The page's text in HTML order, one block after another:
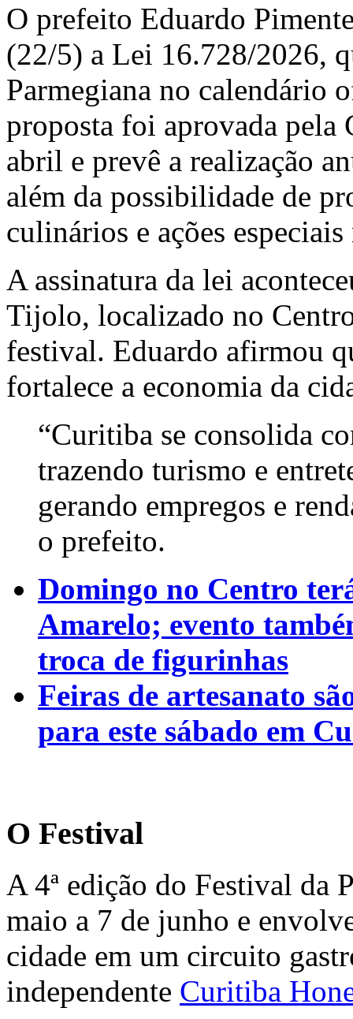
O prefeito Eduardo
(22/5) a Lei 16.728/2026,
Parmegiana no calendário
proposta foi aprovada
abril e prevê a realização
além da possibilidade de
culinários e ações
A assinatura da lei
Tijolo, localizado no
festival. Eduardo afirmou
fortalece a economia da
“Curitiba se consolida
trazendo turismo e
gerando empregos e
o prefeito.
Domingo no Centro
Amarelo; evento
troca de figurinhas
Feiras de artesanato
para este sábado em
O Festival
A 4ª edição do Festival da
maio a 7 de junho e
cidade em um circuito
independente Curitiba